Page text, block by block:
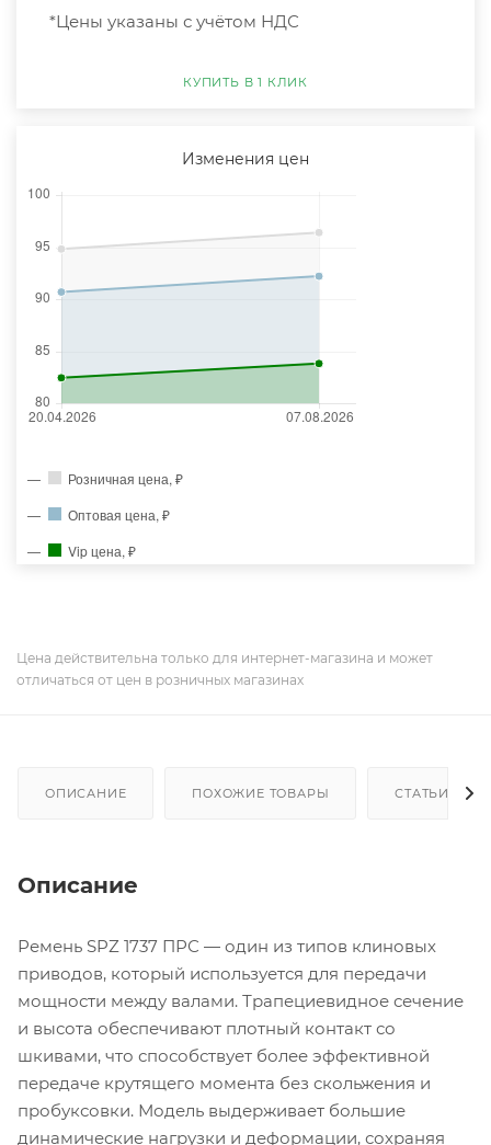
*Цены указаны с учётом НДС
КУПИТЬ В 1 КЛИК
Изменения цен
Розничная цена, ₽
Оптовая цена, ₽
Vip цена, ₽
Цена действительна только для интернет-магазина и может
отличаться от цен в розничных магазинах
ОПИСАНИЕ ПОХОЖИЕ ТОВАРЫ СТАТЬИ
Описание
Ремень SPZ 1737 ПРС — один из типов клиновых
приводов, который используется для передачи
мощности между валами. Трапециевидное сечение
и высота обеспечивают плотный контакт со
шкивами, что способствует более эффективной
передаче крутящего момента без скольжения и
пробуксовки. Модель выдерживает большие
динамические нагрузки и деформации, сохраняя